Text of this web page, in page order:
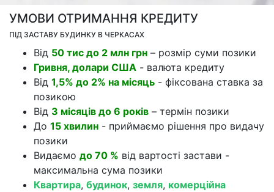
УМОВИ ОТРИМАННЯ КРЕДИТУ
ПІД ЗАСТАВУ БУДИНКУ В ЧЕРКАСАХ
Від 50 тис до 2 млн грн – розмір суми позики
Гривня, долари США - валюта кредиту
Від 1,5% до 2% на місяць - фіксована ставка за
позикою
Від 3 місяців до 6 років – термін позики
До 15 хвилин - приймаємо рішення про видачу
позики
Видаємо до 70 % від вартості застави -
максимальна сума позики
Квартира, будинок, земля, комерційна